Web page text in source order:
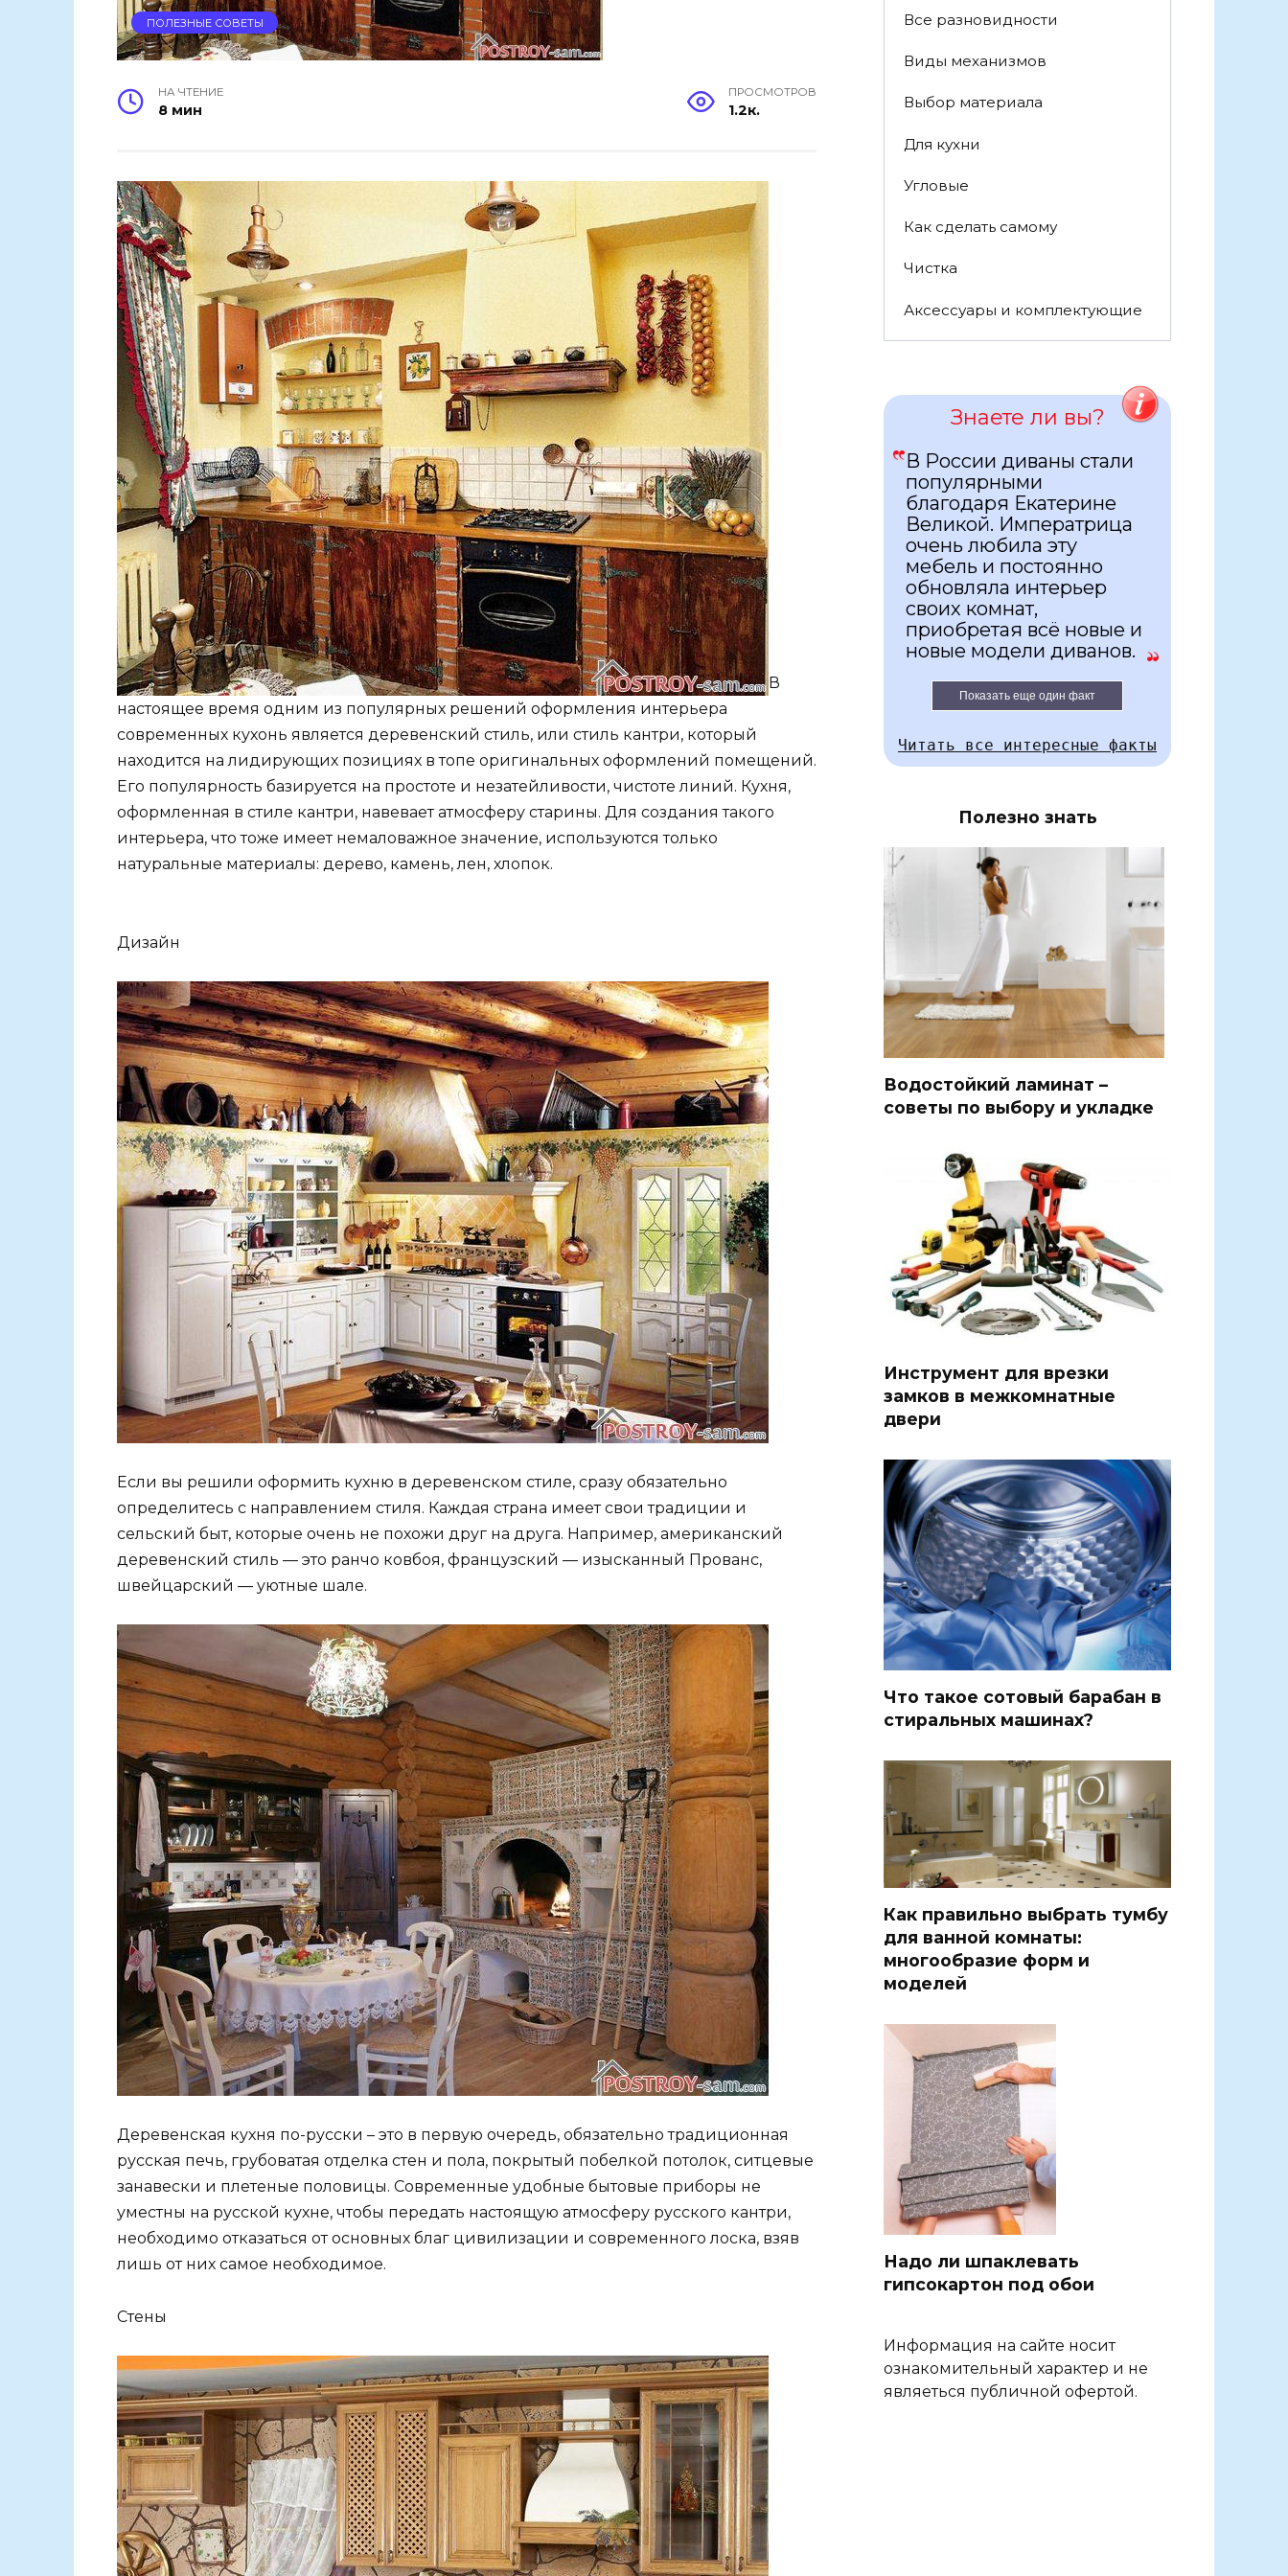
ПОЛЕЗНЫЕ СОВЕТЫ
НА ЧТЕНИЕ
8 мин
ПРОСМОТРОВ
1.2к.
В
настоящее время одним из популярных решений оформления интерьера
современных кухонь является деревенский стиль, или стиль кантри, который
находится на лидирующих позициях в топе оригинальных оформлений помещений.
Его популярность базируется на простоте и незатейливости, чистоте линий. Кухня,
оформленная в стиле кантри, навевает атмосферу старины. Для создания такого
интерьера, что тоже имеет немаловажное значение, используются только
натуральные материалы: дерево, камень, лен, хлопок.
Дизайн
Если вы решили оформить кухню в деревенском стиле, сразу обязательно
определитесь с направлением стиля. Каждая страна имеет свои традиции и
сельский быт, которые очень не похожи друг на друга. Например, американский
деревенский стиль — это ранчо ковбоя, французский — изысканный Прованс,
швейцарский — уютные шале.
Деревенская кухня по-русски – это в первую очередь, обязательно традиционная
русская печь, грубоватая отделка стен и пола, покрытый побелкой потолок, ситцевые
занавески и плетеные половицы. Современные удобные бытовые приборы не
уместны на русской кухне, чтобы передать настоящую атмосферу русского кантри,
необходимо отказаться от основных благ цивилизации и современного лоска, взяв
лишь от них самое необходимое.
Стены
Все разновидности
Виды механизмов
Выбор материала
Для кухни
Угловые
Как сделать самому
Чистка
Аксессуары и комплектующие
Знаете ли вы?
В России диваны стали
популярными
благодаря Екатерине
Великой. Императрица
очень любила эту
мебель и постоянно
обновляла интерьер
своих комнат,
приобретая всё новые и
новые модели диванов.
Показать еще один факт
Читать все интересные факты
Полезно знать
Водостойкий ламинат –
советы по выбору и укладке
Инструмент для врезки
замков в межкомнатные
двери
Что такое сотовый барабан в
стиральных машинах?
Как правильно выбрать тумбу
для ванной комнаты:
многообразие форм и
моделей
Надо ли шпаклевать
гипсокартон под обои
Информация на сайте носит
ознакомительный характер и не
являеться публичной офертой.